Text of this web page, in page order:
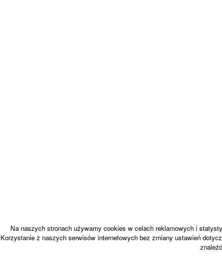
Na naszych stronach używamy cookies w celach reklamowych i
Korzystanie z naszych serwisów internetowych bez zmiany ustawień